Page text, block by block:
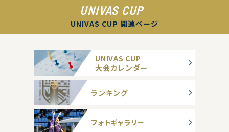
UNIVAS CUP
UNIVAS CUP 関連ページ
UNIVAS CUP
大会カレンダー
ランキング
フォトギャラリー